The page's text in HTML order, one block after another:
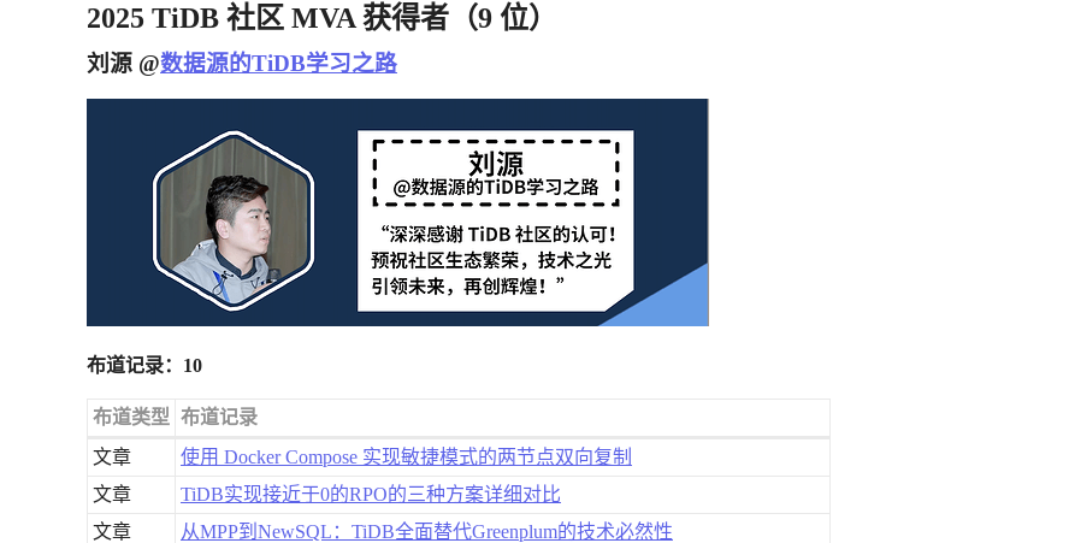
2025 TiDB 社区 MVA 获得者（9 位）
刘源 @数据源的TiDB学习之路
布道记录：10
布道类型 布道记录
文章
使用 Docker Compose 实现敏捷模式的两节点双向复制
文章
TiDB实现接近于0的RPO的三种方案详细对比
文章
从MPP到NewSQL：TiDB全面替代Greenplum的技术必然性